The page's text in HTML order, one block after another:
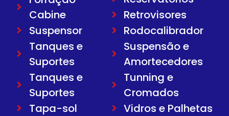
Cabine
Suspensor
Tanques e
Suportes
Tanques e
Suportes
Tapa-sol
Retrovisores
Rodocalibrador
Suspensão e
Amortecedores
Tunning e
Cromados
Vidros e Palhetas